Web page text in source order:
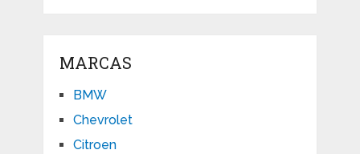
MARCAS
BMW
Chevrolet
Citroen